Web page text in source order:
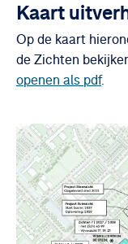
Kaart
Op de kaart
de Zichten
openen als pdf.